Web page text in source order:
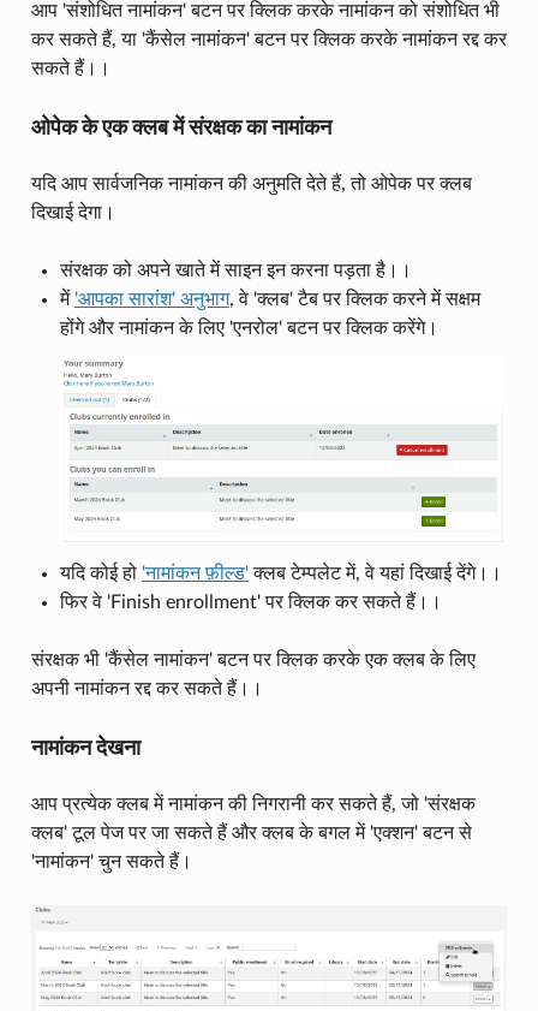
आप 'संशोधित नामांकन' बटन पर क्लिक करके नामांकन को संशोधित भी
कर सकते हैं, या 'कैंसेल नामांकन' बटन पर क्लिक करके नामांकन रद्द कर
सकते हैं।।
ओपेक के एक क्लब में संरक्षक का नामांकन
यदि आप सार्वजनिक नामांकन की अनुमति देते हैं, तो ओपेक पर क्लब
दिखाई देगा।
संरक्षक को अपने खाते में साइन इन करना पड़ता है।।
में 'आपका सारांश' अनुभाग, वे 'क्लब' टैब पर क्लिक करने में सक्षम
होंगे और नामांकन के लिए 'एनरोल' बटन पर क्लिक करेंगे।
यदि कोई हो 'नामांकन फ़ील्ड'क्लब टेम्पलेट में, वे यहां दिखाई देंगे।।
फिर वे 'Finish enrollment' पर क्लिक कर सकते हैं।।
संरक्षक भी 'कैंसेल नामांकन' बटन पर क्लिक करके एक क्लब के लिए
अपनी नामांकन रद्द कर सकते हैं।।
नामांकन देखना
आप प्रत्येक क्लब में नामांकन की निगरानी कर सकते हैं, जो 'संरक्षक
क्लब' टूल पेज पर जा सकते हैं और क्लब के बगल में 'एक्शन' बटन से
'नामांकन' चुन सकते हैं।